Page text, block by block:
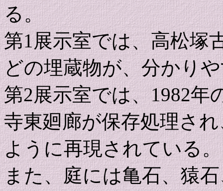
る。
第1展示室では、高松塚
どの埋蔵物が、分かり
第2展示室では、1982年
寺東廻廊が保存処理さ
ように再現されている。
また、庭には亀石、猿